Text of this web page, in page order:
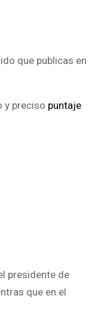
que publicas en
y preciso puntaje
presidente de
que en el